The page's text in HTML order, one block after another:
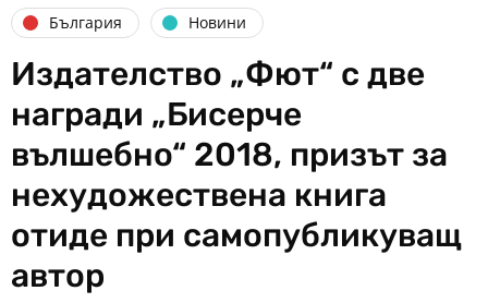
България Новини
Издателство „Фют“ с две
награди „Бисерче
вълшебно“ 2018, призът за
нехудожествена книга
отиде при самопубликуващ
автор